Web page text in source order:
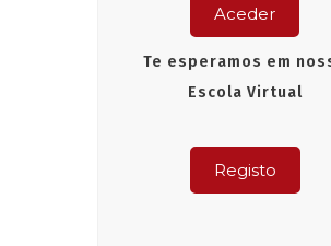
Aceder
Te esperamos em
Escola Virtual
Registo